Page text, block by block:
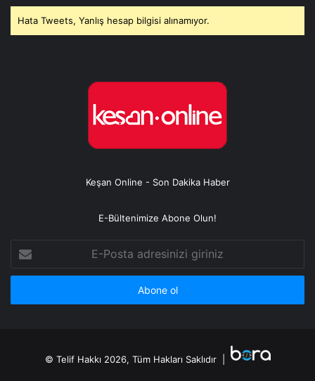
Hata Tweets, Yanlış hesap bilgisi alınamıyor.
Keşan Online - Son Dakika Haber
E-Bültenimize Abone Olun!
Posta
adresinizi
© Telif Hakkı 2026, Tüm Hakları Saklıdır |